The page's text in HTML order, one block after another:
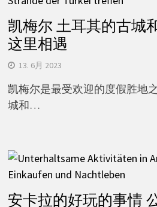
凯梅尔 土耳其的古城
这里相遇
13. 6月 2023
凯梅尔是最受欢迎的度假胜地
城和…
安卡拉的好玩的事情